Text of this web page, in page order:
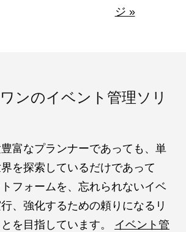
ジ »
ンのイベント管理ソリ
富なプランナーであっても、単
を探索しているだけであって
フォームを、忘れられないイベ
、強化するための頼りになるリ
を目指しています。 イベント管